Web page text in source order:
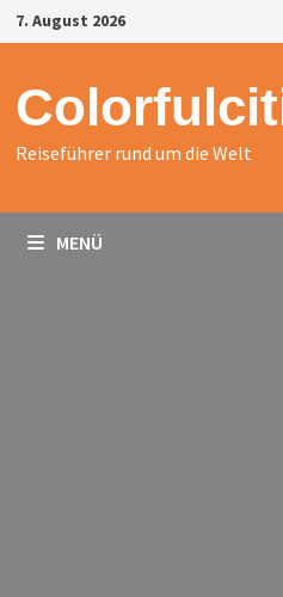
Zurück
zum
7. August 2026
Reiseführer rund um die Welt
MENÜ